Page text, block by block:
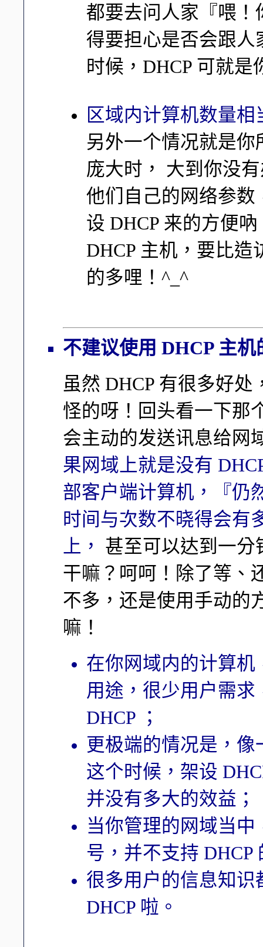
都要去问人家『喂
得要担心是否会跟人
时候，DHCP 可就是
区域内计算机数量相
另外一个情况就是
庞大时， 大到你没
他们自己的网络参
设 DHCP 来的方便
DHCP 主机，要比
的多哩！^_^
不建议使用 DHCP 主机
虽然 DHCP 有很多好
怪的呀！回头看一下那
会主动的发送讯息给网
果网域上就是没有
部客户端计算机，『仍
时间与次数不晓得会有
上，
甚至可以达到一
干嘛？呵呵！除了等、
不多，还是使用手动的
嘛！
在你网域内的计算
用途，很少用户需
DHCP ；
更极端的情况是，像
这个时候，架设
并没有多大的效益；
当你管理的网域当
号，并不支持 DHCP
很多用户的信息知
DHCP 啦。